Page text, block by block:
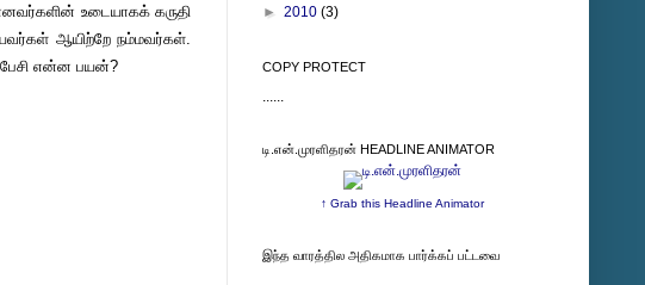
உடையாகக் கருதி
ஆயிற்றே நம்மவர்கள்.
பேசி என்ன பயன்?
► 2010 (3)
COPY PROTECT
......
டி.என்.முரளிதரன் HEADLINE ANIMATOR
↑ Grab this Headline Animator
இந்த வாரத்தில அதிகமாக பார்க்கப் பட்டவை